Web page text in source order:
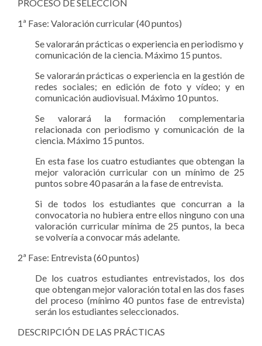
PROCESO DE SELECCIÓN
1ª Fase: Valoración curricular (40 puntos)
Se valorarán prácticas o experiencia en periodismo y
comunicación de la ciencia. Máximo 15 puntos.
Se valorarán prácticas o experiencia en la gestión de
redes sociales; en edición de foto y vídeo; y en
comunicación audiovisual. Máximo 10 puntos.
Se valorará la formación complementaria
relacionada con periodismo y comunicación de la
ciencia. Máximo 15 puntos.
En esta fase los cuatro estudiantes que obtengan la
mejor valoración curricular con un mínimo de 25
puntos sobre 40 pasarán a la fase de entrevista.
Si de todos los estudiantes que concurran a la
convocatoria no hubiera entre ellos ninguno con una
valoración curricular mínima de 25 puntos, la beca
se volvería a convocar más adelante.
2ª Fase: Entrevista (60 puntos)
De los cuatros estudiantes entrevistados, los dos
que obtengan mejor valoración total en las dos fases
del proceso (mínimo 40 puntos fase de entrevista)
serán los estudiantes seleccionados.
DESCRIPCIÓN DE LAS PRÁCTICAS